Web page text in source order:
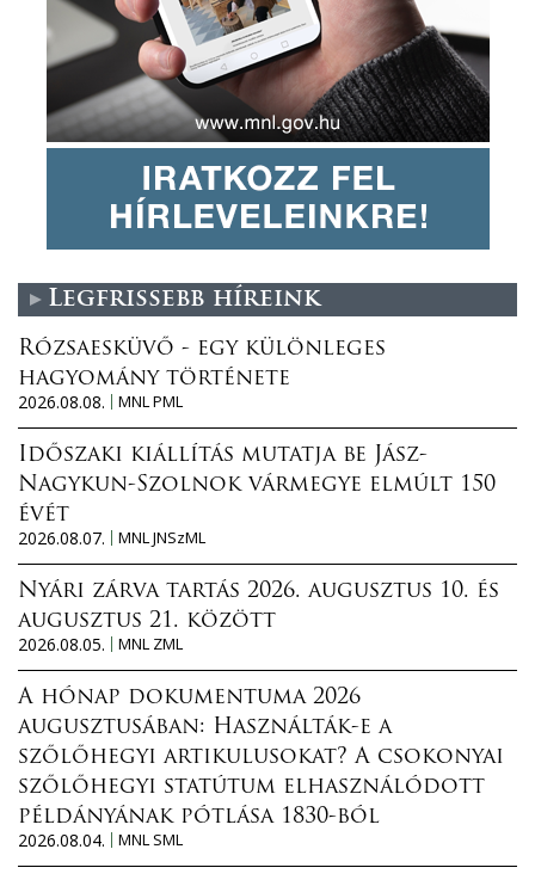
Legfrissebb híreink
Rózsaesküvő - egy különleges
hagyomány története
2026.08.08.
MNL PML
Időszaki kiállítás mutatja be Jász-
Nagykun-Szolnok vármegye elmúlt 150
évét
2026.08.07.
MNL JNSzML
Nyári zárva tartás 2026. augusztus 10. és
augusztus 21. között
2026.08.05.
MNL ZML
A hónap dokumentuma 2026
augusztusában: Használták-e a
szőlőhegyi artikulusokat? A csokonyai
szőlőhegyi statútum elhasználódott
példányának pótlása 1830-ból
2026.08.04.
MNL SML